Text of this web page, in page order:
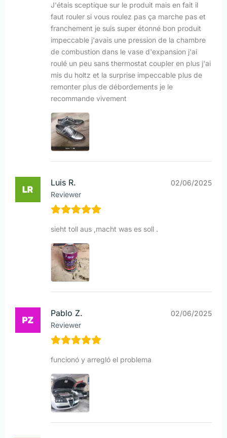
J'étais sceptique sur le produit mais en fait il
faut rouler si vous roulez pas ça marche pas et
franchement je suis super étonné bon produit
impeccable j'avais une pression de la chambre
de combustion dans le vase d'expansion j'ai
roulé un peu sans thermostat coupler en plus j'ai
mis du holtz et la surprise impeccable plus de
remonter plus de débordements je le
recommande vivement
Luis R.
Reviewer
02/06/2025
sieht toll aus ,macht was es soll .
Pablo Z.
Reviewer
02/06/2025
funcionó y arregló el problema